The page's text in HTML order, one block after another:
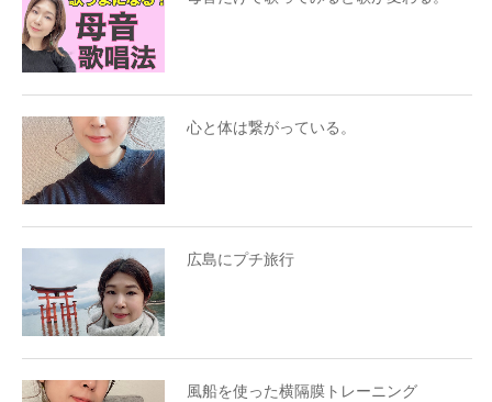
心と体は繋がっている。
広島にプチ旅行
風船を使った横隔膜トレーニング